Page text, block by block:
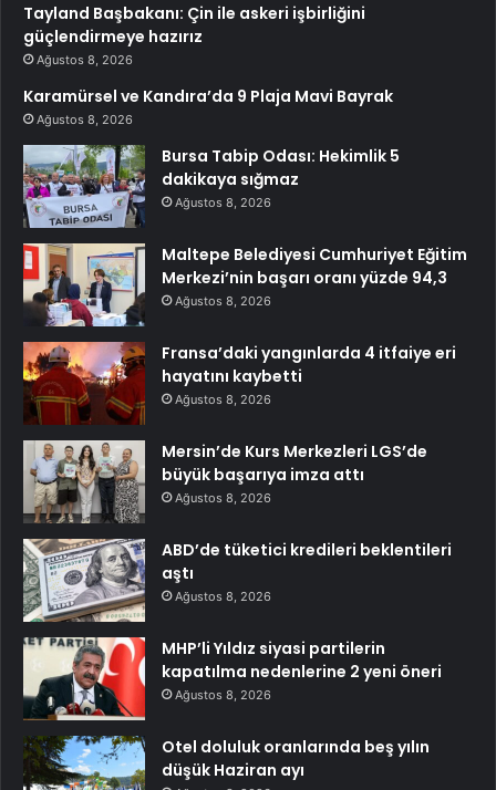
Tayland Başbakanı: Çin ile askeri işbirliğini
güçlendirmeye hazırız
Ağustos 8, 2026
Karamürsel ve Kandıra’da 9 Plaja Mavi Bayrak
Ağustos 8, 2026
Bursa Tabip Odası: Hekimlik 5
dakikaya sığmaz
Ağustos 8, 2026
Maltepe Belediyesi Cumhuriyet Eğitim
Merkezi’nin başarı oranı yüzde 94,3
Ağustos 8, 2026
Fransa’daki yangınlarda 4 itfaiye eri
hayatını kaybetti
Ağustos 8, 2026
Mersin’de Kurs Merkezleri LGS’de
büyük başarıya imza attı
Ağustos 8, 2026
ABD’de tüketici kredileri beklentileri
aştı
Ağustos 8, 2026
MHP’li Yıldız siyasi partilerin
kapatılma nedenlerine 2 yeni öneri
Ağustos 8, 2026
Otel doluluk oranlarında beş yılın
düşük Haziran ayı